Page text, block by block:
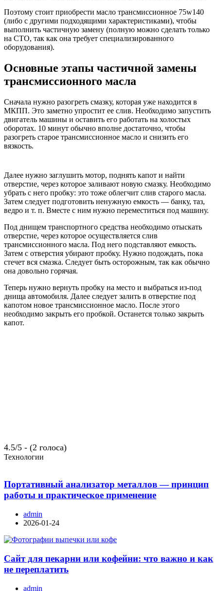
Поэтому стоит приобрести масло трансмиссионное 75w140
(либо с другими подходящими характеристиками), чтобы
выполнить частичную замену (полную можно сделать только
на СТО, так как она требует специализированного
оборудования).
Основные этапы частичной замены
трансмиссионного масла
Сначала нужно разогреть смазку, которая уже находится в
МКПП. Это заметно упростит ее слив. Необходимо запустить
двигатель машины и оставить его работать на холостых
оборотах. 10 минут обычно вполне достаточно, чтобы
разогреть старое трансмиссионное масло и снизить его
вязкость.
Далее нужно заглушить мотор, поднять капот и найти
отверстие, через которое заливают новую смазку. Необходимо
убрать с него пробку: это тоже облегчит слив старого масла.
Затем следует подготовить ненужную емкость — банку, таз,
ведро и т. п. Вместе с ним нужно переместиться под машину.
Под днищем транспортного средства необходимо отыскать
отверстие, через которое осуществляется слив
трансмиссионного масла. Под него подставляют емкость.
Затем с отверстия убирают пробку. Нужно подождать, пока
стечет вся смазка. Следует быть осторожным, так как обычно
она довольно горячая.
Теперь нужно вернуть пробку на место и выбраться из-под
днища автомобиля. Далее следует залить в отверстие под
капотом новое трансмиссионное масло. После этого
необходимо закрыть его пробкой. Останется только закрыть
капот.
4.5/5 - (2 голоса)
Технологии
Портативный анализатор металлов — принцип
работы и практическое применение
admin
2026-01-24
Сайт для пекарни или кофейни: что важно и как
не переплатить
admin